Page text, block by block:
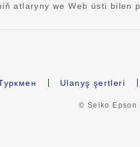
atlaryny we Web üsti bilen
Ulanyş şertleri
© Seiko